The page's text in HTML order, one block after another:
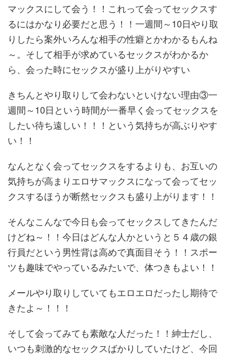
マックスにして会う！！これって会ってセックスす
るにはかなり必要だと思う！！一週間～10日やり取
りしたら案外いろんな相手の性癖とかわかるもんね
～。そして相手が求めているセックスがわかるか
ら、会った時にセックスが盛り上がりやすい
きちんとやり取りして会わないといけない理由③一
週間～10日という時間が一番早く会ってセックスを
したい待ち遠しい！！！という気持ちが高ぶりやす
い！！
なんとなく会ってセックスをするよりも、お互いの
気持ちが高まりエロサマックスになって会ってセッ
クスするほうが断然セックスも盛り上がります！！
そんなこんなで今日も会ってセックスしてきたんだ
けどね～！！今日はどんな人かというと５４歳の銀
行員だという男性背は高めで真面目そう！！スポー
ツも趣味でやっているみたいで、体つきもよい！！
メールやり取りしていてもエロエロだったし期待で
きたよ～！！！
そして会ってみても素敵な人だった！！紳士だし、
いつも刺激的なセックスばかりしていたけど、今回